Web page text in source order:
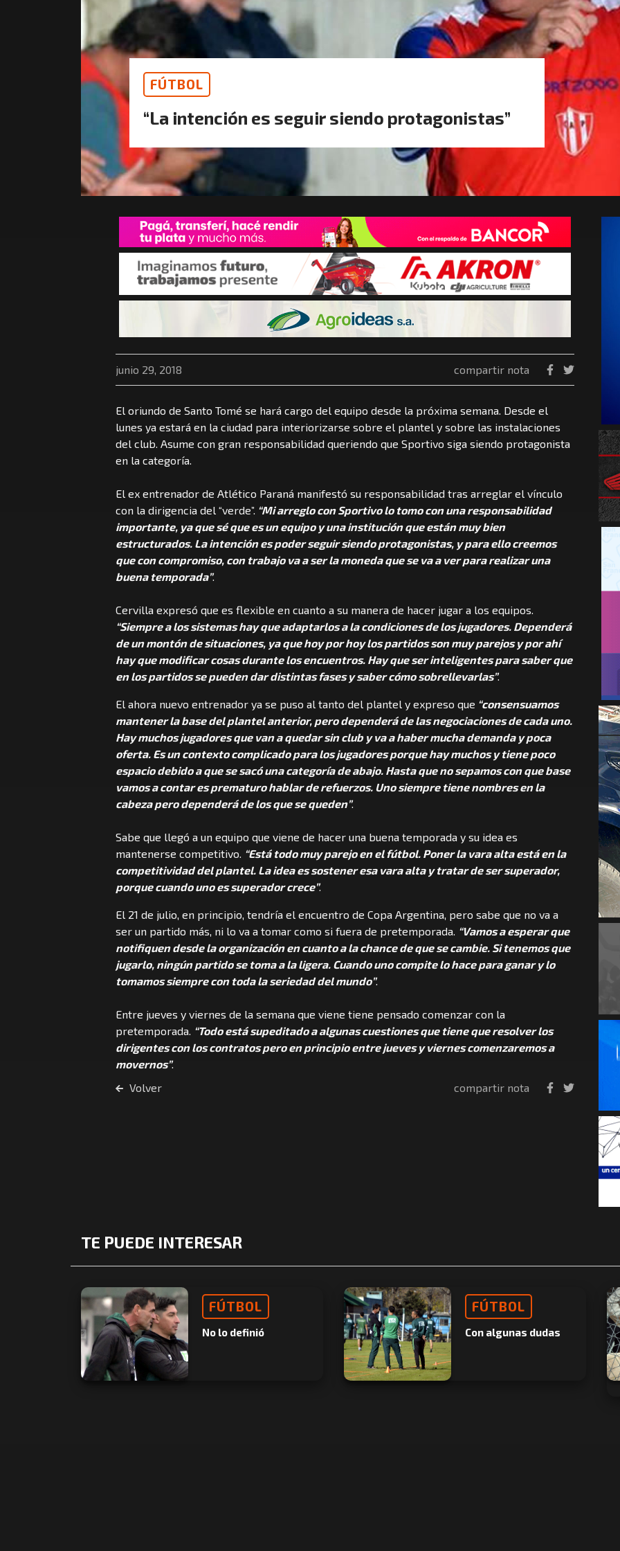
FÚTBOL
“La intención es seguir siendo protagonistas”
junio 29, 2018 compartir nota
El oriundo de Santo Tomé se hará cargo del equipo desde la próxima semana. Desde el
lunes ya estará en la ciudad para interiorizarse sobre el plantel y sobre las instalaciones
del club. Asume con gran responsabilidad queriendo que Sportivo siga siendo protagonista
en la categoría.
El ex entrenador de Atlético Paraná manifestó su responsabilidad tras arreglar el vínculo
con la dirigencia del “verde”. “Mi arreglo con Sportivo lo tomo con una responsabilidad
importante, ya que sé que es un equipo y una institución que están muy bien
estructurados. La intención es poder seguir siendo protagonistas, y para ello creemos
que con compromiso, con trabajo va a ser la moneda que se va a ver para realizar una
buena temporada”.
Cervilla expresó que es flexible en cuanto a su manera de hacer jugar a los equipos.
“Siempre a los sistemas hay que adaptarlos a la condiciones de los jugadores. Dependerá
de un montón de situaciones, ya que hoy por hoy los partidos son muy parejos y por ahí
hay que modificar cosas durante los encuentros. Hay que ser inteligentes para saber que
en los partidos se pueden dar distintas fases y saber cómo sobrellevarlas”.
El ahora nuevo entrenador ya se puso al tanto del plantel y expreso que “consensuamos
mantener la base del plantel anterior, pero dependerá de las negociaciones de cada uno.
Hay muchos jugadores que van a quedar sin club y va a haber mucha demanda y poca
oferta. Es un contexto complicado para los jugadores porque hay muchos y tiene poco
espacio debido a que se sacó una categoría de abajo. Hasta que no sepamos con que base
vamos a contar es prematuro hablar de refuerzos. Uno siempre tiene nombres en la
cabeza pero dependerá de los que se queden”.
Sabe que llegó a un equipo que viene de hacer una buena temporada y su idea es
mantenerse competitivo. “Está todo muy parejo en el fútbol. Poner la vara alta está en la
competitividad del plantel. La idea es sostener esa vara alta y tratar de ser superador,
porque cuando uno es superador crece”.
El 21 de julio, en principio, tendría el encuentro de Copa Argentina, pero sabe que no va a
ser un partido más, ni lo va a tomar como si fuera de pretemporada. “Vamos a esperar que
notifiquen desde la organización en cuanto a la chance de que se cambie. Si tenemos que
jugarlo, ningún partido se toma a la ligera. Cuando uno compite lo hace para ganar y lo
tomamos siempre con toda la seriedad del mundo”.
Entre jueves y viernes de la semana que viene tiene pensado comenzar con la
pretemporada. “Todo está supeditado a algunas cuestiones que tiene que resolver los
dirigentes con los contratos pero en principio entre jueves y viernes comenzaremos a
movernos”.
Volver
compartir nota
TE PUEDE INTERESAR
FÚTBOL
No lo definió
FÚTBOL
Con algunas dudas